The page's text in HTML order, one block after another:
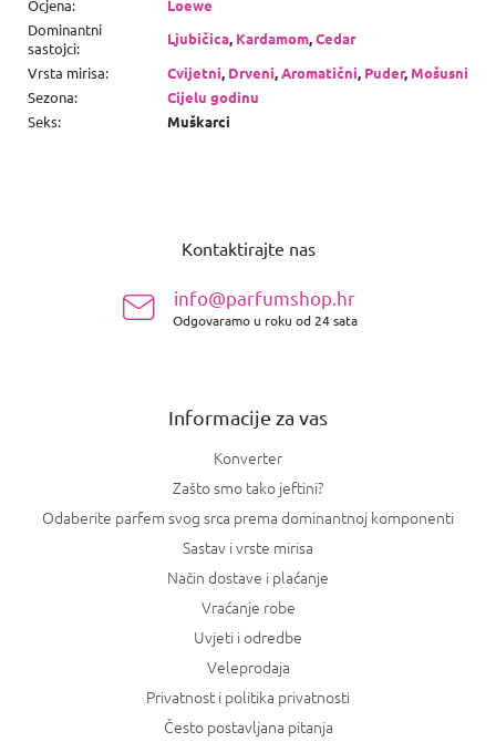
Ocjena:
Loewe
Dominantni
sastojci:
Ljubičica, Kardamom,Cedar
Vrsta mirisa: Cvijetni, Drveni,Aromatični, Puder,Mošusni
Sezona:
Cijelu godinu
Seks: Muškarci
Kontaktirajte nas
info@parfumshop.hr
Odgovaramo u roku od 24 sata
Informacije za vas
Konverter
Zašto smo tako jeftini?
Odaberite parfem svog srca prema dominantnoj komponenti
Sastav i vrste mirisa
Način dostave i plaćanje
Vraćanje robe
Uvjeti i odredbe
Veleprodaja
Privatnost i politika privatnosti
Često postavljana pitanja